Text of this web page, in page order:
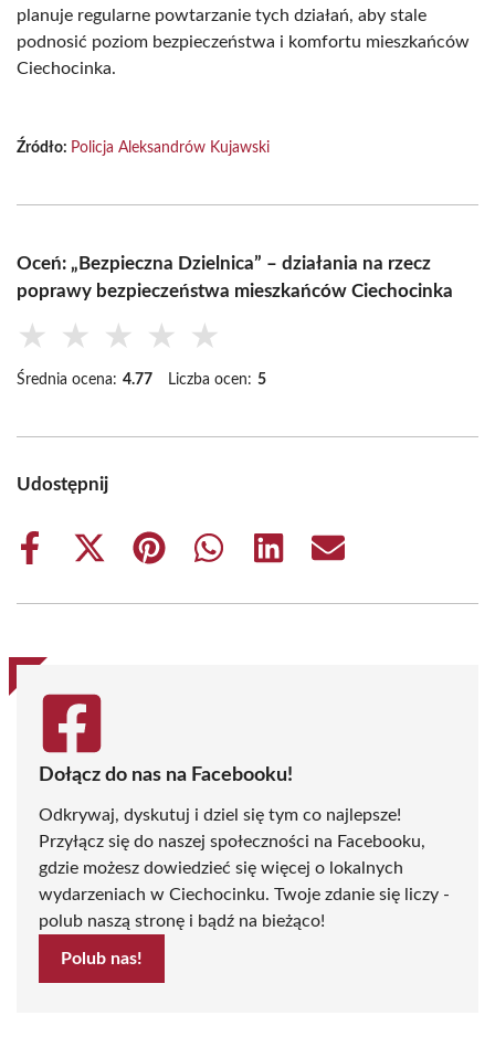
planuje regularne powtarzanie tych działań, aby stale
podnosić poziom bezpieczeństwa i komfortu mieszkańców
Ciechocinka.
Źródło: Policja Aleksandrów Kujawski
Oceń: „Bezpieczna Dzielnica” – działania na rzecz
poprawy bezpieczeństwa mieszkańców Ciechocinka
★ ★ ★ ★ ★
Średnia ocena: 4.77 Liczba ocen: 5
Udostępnij
Share
Share
(Twitter)
Share
Share
Share
Share
Dołącz do nas na Facebooku!
Odkrywaj, dyskutuj i dziel się tym co najlepsze!
Przyłącz się do naszej społeczności na Facebooku,
gdzie możesz dowiedzieć się więcej o lokalnych
wydarzeniach w Ciechocinku. Twoje zdanie się liczy -
polub naszą stronę i bądź na bieżąco!
Polub nas!